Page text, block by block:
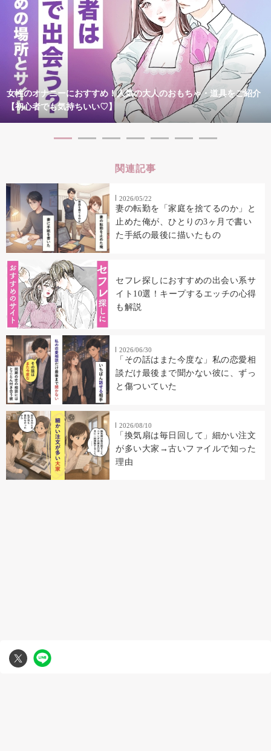
女性のオナニーにおすすめ！人気の大人のおもちゃ・道具をご紹介
【初心者でも気持ちいい♡】
関連記事
2026/05/22
妻の転勤を「家庭を捨てるのか」と
止めた俺が、ひとりの3ヶ月で書い
た手紙の最後に描いたもの
セフレ探しにおすすめの出会い系サ
イト10選！キープするエッチの心得
も解説
2026/06/30
「その話はまた今度な」私の恋愛相
談だけ最後まで聞かない彼に、ずっ
と傷ついていた
2026/08/10
「換気扇は毎日回して」細かい注文
が多い大家→古いファイルで知った
理由